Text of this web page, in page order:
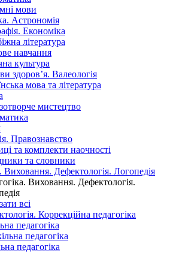
мови
Астрономія
Економіка
література
навчання
культура
здоров’я. Валеологія
мова та література
мистецтво
Правознавство
та комплекти наочності
та словники
Виховання. Дефектологія. Логопедія
Виховання. Дефектологія.
всі
Коррекційна педагогіка
педагогіка
педагогіка
педагогіка